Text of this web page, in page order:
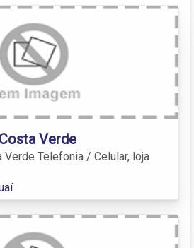
Verde
Telefonia / Celular, loja